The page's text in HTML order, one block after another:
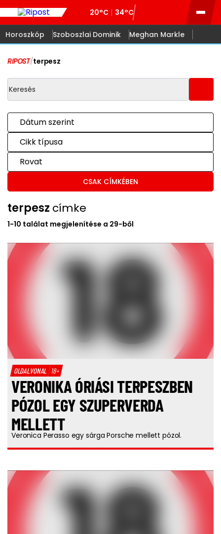
20°C 34°C
Horoszkóp Szoboszlai Dominik Meghan Markle
RIPOST/terpesz
Dátum szerint
Cikk típusa
Rovat
CSAK CÍMKÉBEN
terpesz címke
1-10 találat megjelenítése a 29-ből
OLDALVONAL 18+
VERONIKA ÓRIÁSI TERPESZBEN
PÓZOL EGY SZUPERVERDA
MELLETT
Veronica Perasso egy sárga Porsche mellett pózol.